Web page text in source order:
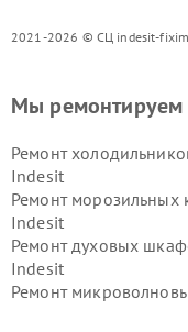
2021-2026 © СЦ indesit-
Мы ремонтируем
Ремонт
Indesit
Ремонт морозильных
Indesit
Ремонт духовых
Indesit
Ремонт